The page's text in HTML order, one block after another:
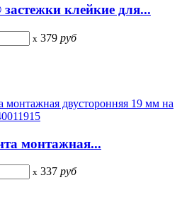
клейкие для...
x 379 руб
монтажная...
x 337 руб